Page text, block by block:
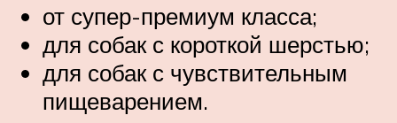
от супер-премиум класса;
для собак с короткой шерстью;
для собак с чувствительным
пищеварением.